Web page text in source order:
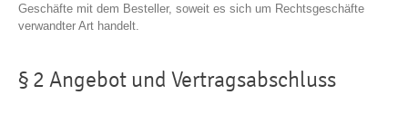
Geschäfte mit dem Besteller, soweit es sich um Rechtsgeschäfte
verwandter Art handelt.
§ 2 Angebot und Vertragsabschluss